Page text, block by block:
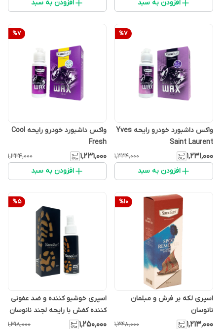
افزودن به سبد افزودن به سبد
%7
واکس داشبورد خودرو رایحه Yves
Saint Laurent
۱٬۲۳۱٬۰۰۰ ۱٬۳۳۴٬۰۰۰
افزودن به سبد
%7
واکس داشبورد خودرو رایحه Cool
Fresh
۱٬۲۳۱٬۰۰۰ ۱٬۳۳۴٬۰۰۰
افزودن به سبد
%10
اسپری لکه بر فرش و مبلمان
نانوسان
۱٬۲۱۳٬۰۰۰ ۱٬۳۴۸٬۰۰۰
%5
اسپری خوشبو کننده و ضد عفونی
کننده کفش با رایحه لجند نانوسان
۱٬۲۵۰٬۰۰۰ ۱٬۳۱۸٬۰۰۰